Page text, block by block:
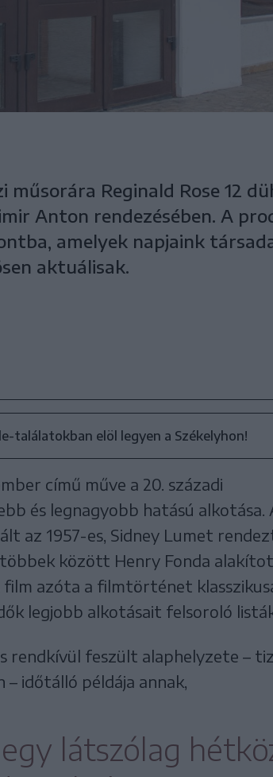
műsorára Reginald Rose 12
Anton rendezésében. A
amelyek napjaink
aktuálisak.
találatokban elöl legyen a Székelyhon!
című műve a 20. századi
és legnagyobb hatású alkotása.
az 1957-es, Sidney Lumet
között Henry Fonda
azóta a filmtörténet
legjobb alkotásait felsoroló
rendkívül feszült alaphelyzete –
időtálló példája annak,
látszólag